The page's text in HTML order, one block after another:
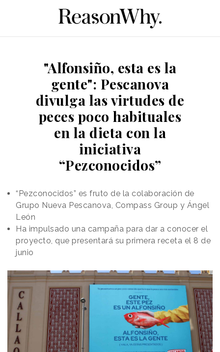
"Alfonsiño, esta es la
gente": Pescanova
divulga las virtudes de
peces poco habituales
en la dieta con la
iniciativa
“Pezconocidos”
“Pezconocidos” es fruto de la colaboración de
Grupo Nueva Pescanova, Compass Group y Ángel
León
Ha impulsado una campaña para dar a conocer el
proyecto, que presentará su primera receta el 8 de
junio